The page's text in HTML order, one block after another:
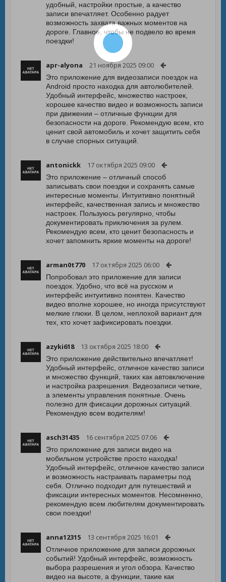
удобный, настройки простые, а качество
записи впечатляет. Особенно радует
возможность захвата важных моментов на
дороге. Главное, чтобы не подвело во время
поездки!
apr-alyona 21 ноября 2025 09:00
Это приложение для видеозаписи поездок на
Android просто находка для автолюбителей.
Удобный интерфейс, множество настроек,
хорошее качество видео и возможность записи
при движении – отличные функции для
безопасности на дороге. Рекомендую всем, кто
ценит свой автомобиль и хочет защитить себя
в случае спорных ситуаций.
antonickk 17 октября 2025 09:00
Это приложение – отличный способ
записывать свои поездки и сохранять самые
интересные моменты. Интуитивно понятный
интерфейс, качественная запись и множество
настроек. Пользуюсь регулярно, чтобы
документировать приключения за рулем.
Рекомендую всем, кто ценит безопасность и
хочет запомнить яркие моменты на дороге!
arman0t770 17 октября 2025 06:00
Попробовал это приложение для записи
поездок. Удобно, что всё на русском и
интерфейс интуитивно понятен. Качество
видео вполне хорошее, но иногда присутствуют
мелкие глюки. В целом, неплохой вариант для
тех, кто хочет зафиксировать поездки.
azyki618 13 октября 2025 18:00
Это приложение действительно впечатляет!
Удобный интерфейс, отличное качество записи
и множество функций, таких как автовключение
и настройка разрешения. Видеозаписи четкие,
а элементы управления понятные. Очень
полезно для фиксации дорожных ситуаций.
Рекомендую всем водителям!
asch31435 16 сентября 2025 07:06
Это приложение для записи видео на
мобильном устройстве просто находка!
Удобный интерфейс, отличное качество записи
и возможность настраивать параметры под
себя. Отлично подходит для путешествий и
фиксации интересных моментов. Несомненно,
рекомендую всем любителям документировать
свои поездки!
anna12315 13 сентября 2025 16:01
Отличное приложение для записи дорожных
событий! Удобный интерфейс, возможность
выбора разрешения и угол обзора. Качество
видео на высоте, а функции, такие как